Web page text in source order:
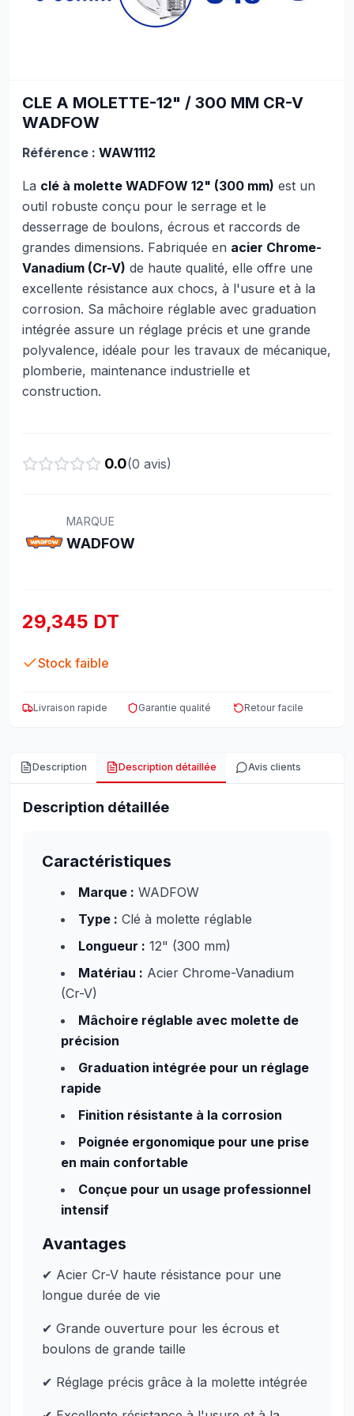
CLE A MOLETTE-12" / 300 MM CR-V
WADFOW
Référence : WAW1112
La clé à molette WADFOW 12" (300 mm) est un
outil robuste conçu pour le serrage et le
desserrage de boulons, écrous et raccords de
grandes dimensions. Fabriquée en acier Chrome-
Vanadium (Cr-V) de haute qualité, elle offre une
excellente résistance aux chocs, à l'usure et à la
corrosion. Sa mâchoire réglable avec graduation
intégrée assure un réglage précis et une grande
polyvalence, idéale pour les travaux de mécanique,
plomberie, maintenance industrielle et
construction.
0.0(0 avis)
MARQUE
WADFOW
29,345 DT
Stock faible
Livraison rapide Garantie qualité Retour facile
Description Description détaillée Avis clients
Description détaillée
Caractéristiques
Marque : WADFOW
Type : Clé à molette réglable
Longueur : 12" (300 mm)
Matériau : Acier Chrome-Vanadium
(Cr-V)
Mâchoire réglable avec molette de
précision
Graduation intégrée pour un réglage
rapide
Finition résistante à la corrosion
Poignée ergonomique pour une prise
en main confortable
Conçue pour un usage professionnel
intensif
Avantages
✔ Acier Cr-V haute résistance pour une
longue durée de vie
✔ Grande ouverture pour les écrous et
boulons de grande taille
✔ Réglage précis grâce à la molette intégrée